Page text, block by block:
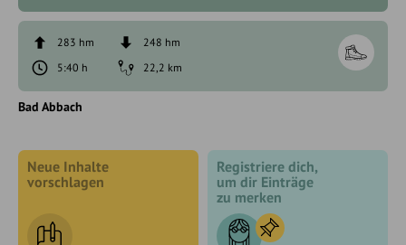
283 hm
248 hm
5:40 h
22,2 km
Bad Abbach
Neue Inhalte
vorschlagen
Registriere dich,
um dir Einträge
zu merken